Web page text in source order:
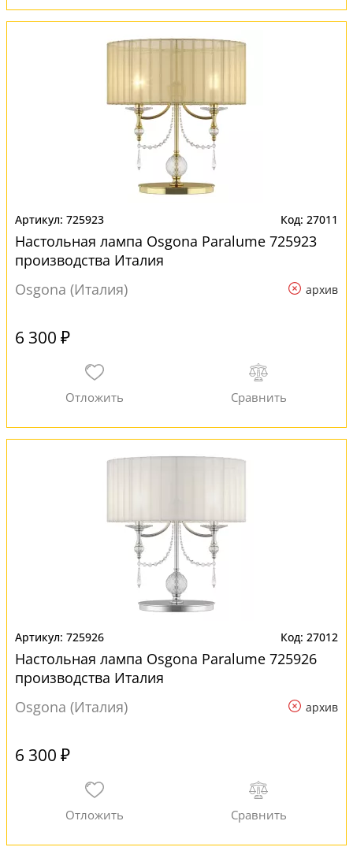
725923 27011
Настольная лампа Osgona Paralume 725923
производства Италия
Osgona (Италия)
архив
6 300 ₽
725926 27012
Настольная лампа Osgona Paralume 725926
производства Италия
Osgona (Италия)
архив
6 300 ₽